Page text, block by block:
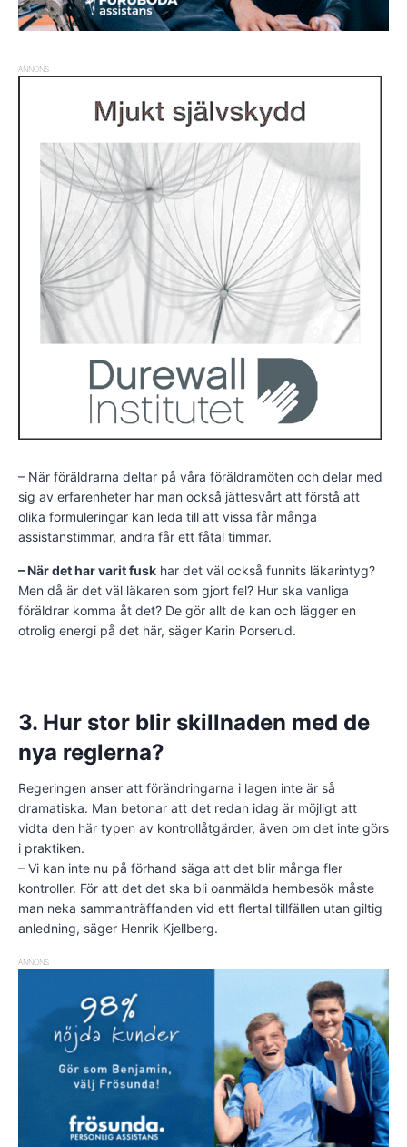
ANNONS
– När föräldrarna deltar på våra föräldramöten och delar med
sig av erfarenheter har man också jättesvårt att förstå att
olika formuleringar kan leda till att vissa får många
assistanstimmar, andra får ett fåtal timmar.
– När det har varit fusk har det väl också funnits läkarintyg?
Men då är det väl läkaren som gjort fel? Hur ska vanliga
föräldrar komma åt det? De gör allt de kan och lägger en
otrolig energi på det här, säger Karin Porserud.
3. Hur stor blir skillnaden med de
nya reglerna?
Regeringen anser att förändringarna i lagen inte är så
dramatiska. Man betonar att det redan idag är möjligt att
vidta den här typen av kontrollåtgärder, även om det inte görs
i praktiken.
– Vi kan inte nu på förhand säga att det blir många fler
kontroller. För att det det ska bli oanmälda hembesök måste
man neka sammanträffanden vid ett flertal tillfällen utan giltig
anledning, säger Henrik Kjellberg.
ANNONS